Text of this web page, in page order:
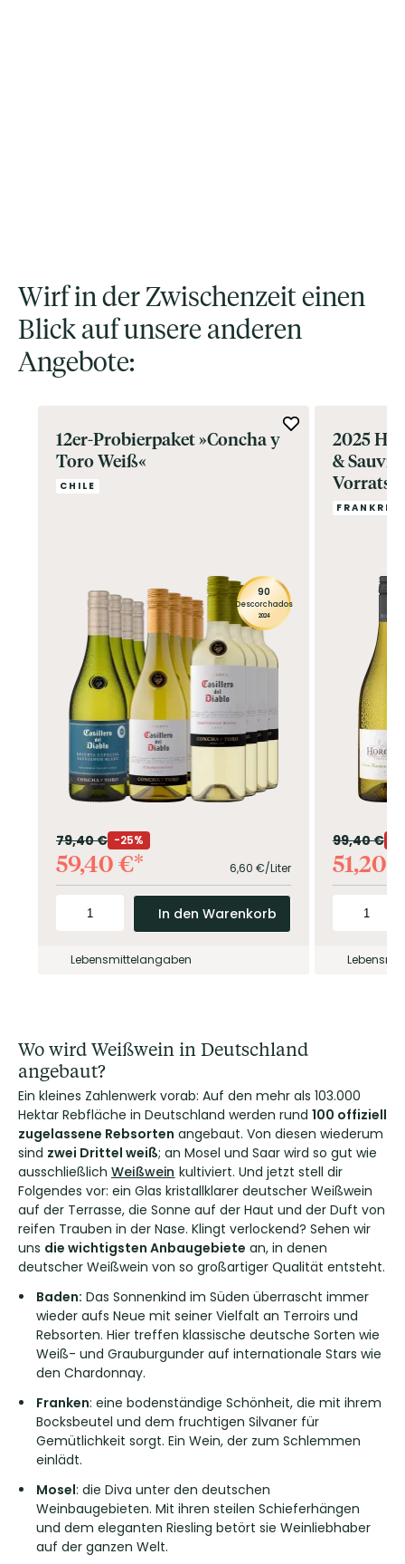
Wirf in der Zwischenzeit einen
Blick auf unsere anderen
Angebote:
12er-Probierpaket »Concha y
Toro Weiß«
CHILE
90
Descorchados
2024
6,60 €/Liter
79,40€ 25%
59,40€
In den Warenkorb
Lebensmittelangaben
2025
&
99,40€
51,20
Wo wird Weißwein in Deutschland
angebaut?
Ein kleines Zahlenwerk vorab: Auf den mehr als 103.000
Hektar Rebfläche in Deutschland werden rund 100 offiziell
zugelassene Rebsorten angebaut. Von diesen wiederum
sind zwei Drittel weiß; an Mosel und Saar wird so gut wie
ausschließlich Weißwein kultiviert. Und jetzt stell dir
Folgendes vor: ein Glas kristallklarer deutscher Weißwein
auf der Terrasse, die Sonne auf der Haut und der Duft von
reifen Trauben in der Nase. Klingt verlockend? Sehen wir
uns die wichtigsten Anbaugebiete an, in denen
deutscher Weißwein von so großartiger Qualität entsteht.
Baden: Das Sonnenkind im Süden überrascht immer
wieder aufs Neue mit seiner Vielfalt an Terroirs und
Rebsorten. Hier treffen klassische deutsche Sorten wie
Weiß- und Grauburgunder auf internationale Stars wie
den Chardonnay.
Franken: eine bodenständige Schönheit, die mit ihrem
Bocksbeutel und dem fruchtigen Silvaner für
Gemütlichkeit sorgt. Ein Wein, der zum Schlemmen
einlädt.
Mosel: die Diva unter den deutschen
Weinbaugebieten. Mit ihren steilen Schieferhängen
und dem eleganten Riesling betört sie Weinliebhaber
auf der ganzen Welt.